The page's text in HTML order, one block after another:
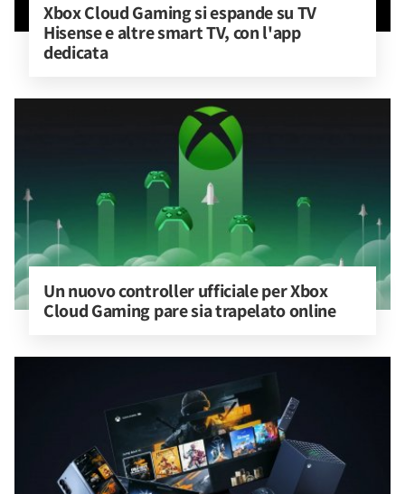
Xbox Cloud Gaming si espande su TV
Hisense e altre smart TV, con l'app
dedicata
Un nuovo controller ufficiale per Xbox
Cloud Gaming pare sia trapelato online